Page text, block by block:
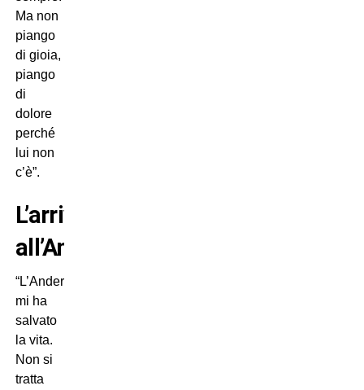
Ma non
piango
di gioia,
piango
di
dolore
perché
lui non
c’è”.
L’arrivo
all’Anderlecht
“L’Anderlecht
mi ha
salvato
la vita.
Non si
tratta